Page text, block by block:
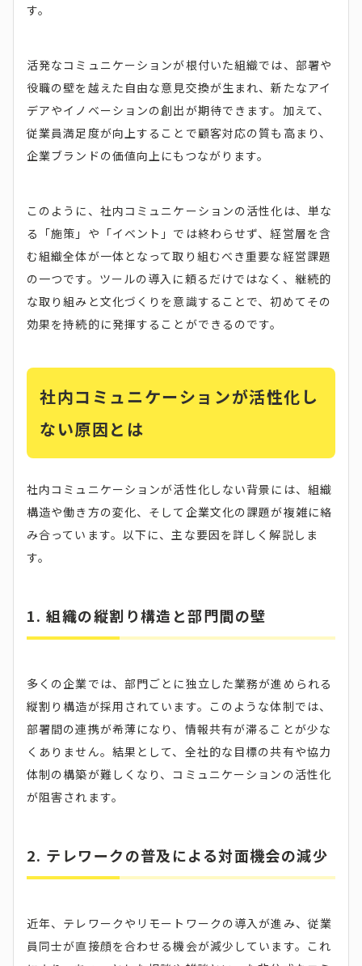
す。
活発なコミュニケーションが根付いた組織では、部署や
役職の壁を越えた自由な意見交換が生まれ、新たなアイ
デアやイノベーションの創出が期待できます。加えて、
従業員満足度が向上することで顧客対応の質も高まり、
企業ブランドの価値向上にもつながります。
このように、社内コミュニケーションの活性化は、単な
る「施策」や「イベント」では終わらせず、経営層を含
む組織全体が一体となって取り組むべき重要な経営課題
の一つです。ツールの導入に頼るだけではなく、継続的
な取り組みと文化づくりを意識することで、初めてその
効果を持続的に発揮することができるのです。
社内コミュニケーションが活性化し
ない原因とは
社内コミュニケーションが活性化しない背景には、組織
構造や働き方の変化、そして企業文化の課題が複雑に絡
み合っています。以下に、主な要因を詳しく解説しま
す。​
1. 組織の縦割り構造と部門間の壁
多くの企業では、部門ごとに独立した業務が進められる
縦割り構造が採用されています。​このような体制では、
部署間の連携が希薄になり、情報共有が滞ることが少な
くありません。​結果として、全社的な目標の共有や協力
体制の構築が難しくなり、コミュニケーションの活性化
が阻害されます。​
2. テレワークの普及による対面機会の減少
近年、テレワークやリモートワークの導入が進み、従業
員同士が直接顔を合わせる機会が減少しています。​これ